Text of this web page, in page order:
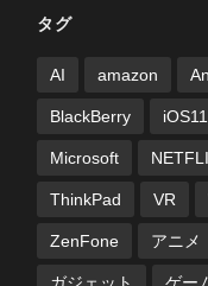
タグ
AI amazon
BlackBerry iOS11
Microsoft
ThinkPad VR
ZenFone アニメ